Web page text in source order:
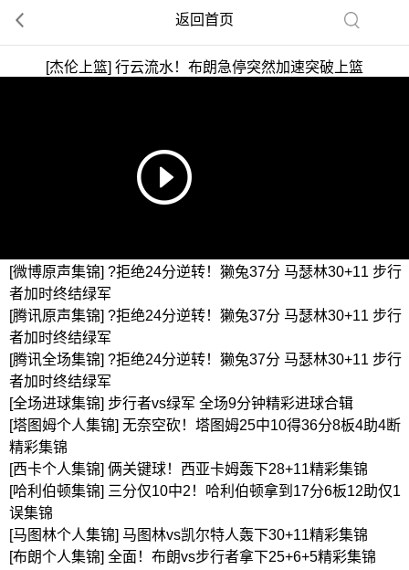
返回首页
[杰伦上篮] 行云流水！布朗急停突然加速突破上篮
[微博原声集锦] ?拒绝24分逆转！獭兔37分 马瑟林30+11 步行
者加时终结绿军
[腾讯原声集锦] ?拒绝24分逆转！獭兔37分 马瑟林30+11 步行
者加时终结绿军
[腾讯全场集锦] ?拒绝24分逆转！獭兔37分 马瑟林30+11 步行
者加时终结绿军
[全场进球集锦] 步行者vs绿军 全场9分钟精彩进球合辑
[塔图姆个人集锦] 无奈空砍！塔图姆25中10得36分8板4助4断
精彩集锦
[西卡个人集锦] 俩关键球！西亚卡姆轰下28+11精彩集锦
[哈利伯顿集锦] 三分仅10中2！哈利伯顿拿到17分6板12助仅1
误集锦
[马图林个人集锦] 马图林vs凯尔特人轰下30+11精彩集锦
[布朗个人集锦] 全面！布朗vs步行者拿下25+6+5精彩集锦